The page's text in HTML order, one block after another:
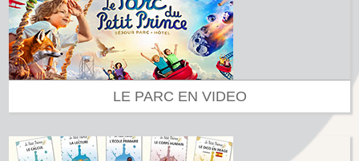
LE PARC EN VIDEO